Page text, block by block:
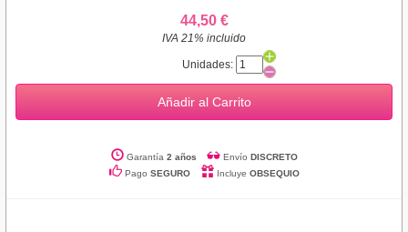
44,50 €
IVA 21% incluido
Unidades:
Añadir al Carrito
Garantía 2 años Envío DISCRETO
Pago SEGURO Incluye OBSEQUIO